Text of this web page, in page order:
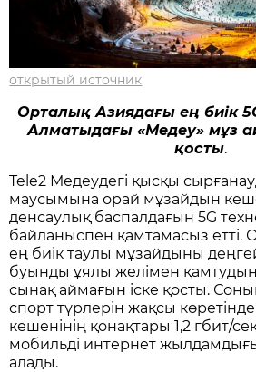
открытый источник
Орталық Азиядағы ең биік
Алматыдағы «Медеу» мұз
қосты.
Tele2 Медеудегі қысқы
маусымына орай мұзайдын
денсаулық баспалдағын 5G
байланыспен қамтамасыз етті.
ең биік таулы мұзайдыны
буынды ұялы желімен
сынақ аймағын іске қосты.
спорт түрлерін жақсы
кешенінің қонақтары 1,2 гбит/
мобильді интернет
алады.